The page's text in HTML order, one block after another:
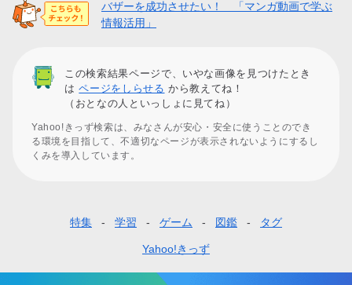
バザーを成功させたい！ 「マンガ動画で学ぶ
情報活用」
この検索結果ページで、いやな画像を見つけたとき
はページをしらせる から教えてね！
（おとなの人といっしょに見てね）
Yahoo!きっず検索は、みなさんが安心・安全に使うことのでき
る環境を目指して、不適切なページが表示されないようにするし
くみを導入しています。
タ
特集 学習 ゲーム 図鑑 タグ
Yahoo!きっず